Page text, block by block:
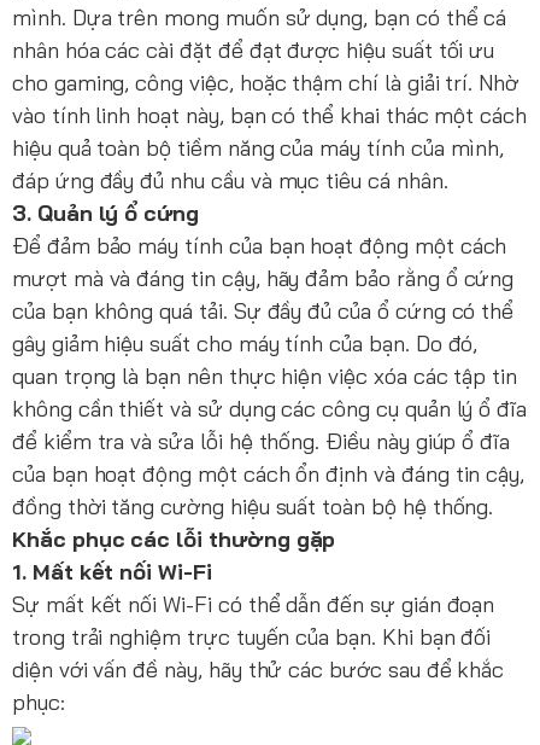
mình. Dựa trên mong muốn sử dụng, bạn có thể cá
nhân hóa các cài đặt để đạt được hiệu suất tối ưu
cho gaming, công việc, hoặc thậm chí là giải trí. Nhờ
vào tính linh hoạt này, bạn có thể khai thác một cách
hiệu quả toàn bộ tiềm năng của máy tính của mình,
đáp ứng đầy đủ nhu cầu và mục tiêu cá nhân.
3. Quản lý ổ cứng
Để đảm bảo máy tính của bạn hoạt động một cách
mượt mà và đáng tin cậy, hãy đảm bảo rằng ổ cứng
của bạn không quá tải. Sự đầy đủ của ổ cứng có thể
gây giảm hiệu suất cho máy tính của bạn. Do đó,
quan trọng là bạn nên thực hiện việc xóa các tập tin
không cần thiết và sử dụng các công cụ quản lý ổ đĩa
để kiểm tra và sửa lỗi hệ thống. Điều này giúp ổ đĩa
của bạn hoạt động một cách ổn định và đáng tin cậy,
đồng thời tăng cường hiệu suất toàn bộ hệ thống.
Khắc phục các lỗi thường gặp
1. Mất kết nối Wi-Fi
Sự mất kết nối Wi-Fi có thể dẫn đến sự gián đoạn
trong trải nghiệm trực tuyến của bạn. Khi bạn đối
diện với vấn đề này, hãy thử các bước sau để khắc
phục: